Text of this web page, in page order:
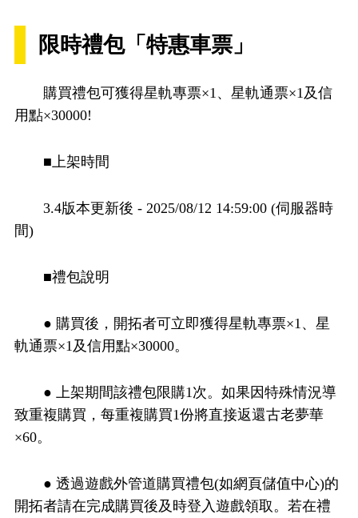
限時禮包「特惠車票」
購買禮包可獲得星軌專票×1、星軌通票×1及信
用點×30000!
■上架時間
3.4版本更新後 - 2025/08/12 14:59:00 (伺服器時
間)
■禮包說明
● 購買後，開拓者可立即獲得星軌專票×1、星
軌通票×1及信用點×30000。
● 上架期間該禮包限購1次。如果因特殊情況導
致重複購買，每重複購買1份將直接返還古老夢華
×60。
● 透過遊戲外管道購買禮包(如網頁儲值中心)的
開拓者請在完成購買後及時登入遊戲領取。若在禮